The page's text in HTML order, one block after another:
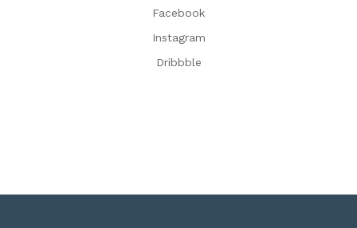
Facebook
Instagram
Dribbble